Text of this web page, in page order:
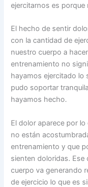
ejercitarnos es
El hecho de sentir
con la cantidad de
nuestro cuerpo a
entrenamiento no
hayamos ejercitado lo
pudo soportar
hayamos hecho.
El dolor aparece por
no están
entrenamiento y que
sienten doloridas.
cuerpo va generando
de ejercicio lo que es